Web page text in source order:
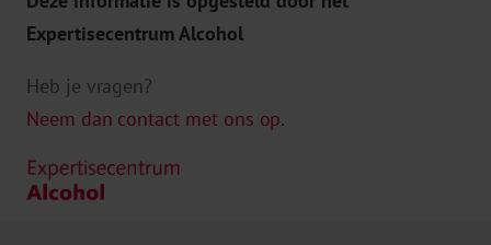
Expertisecentrum Alcohol
Heb je vragen?
Neem dan contact met ons op.